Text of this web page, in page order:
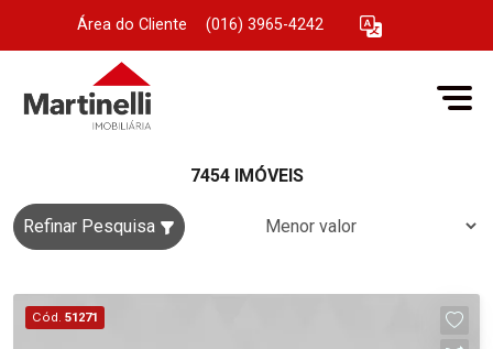
Área do Cliente (016) 3965-4242
7454 IMÓVEIS
Refinar Pesquisa
Cód. 51271